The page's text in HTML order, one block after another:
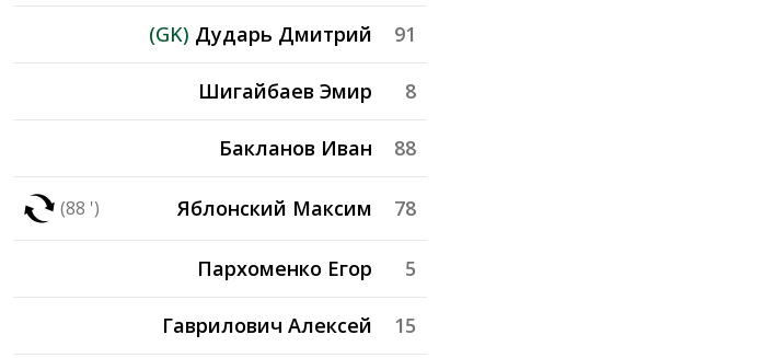
(GK) Дударь Дмитрий 91
Шигайбаев Эмир 8
Бакланов Иван 88
(88 ') Яблонский Максим 78
Пархоменко Егор 5
Гаврилович Алексей 15